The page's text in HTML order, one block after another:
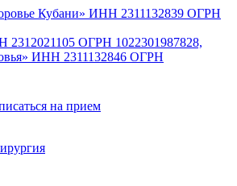
Кубани» ИНН 2311132839 ОГРН
ОГРН 1022301987828,
ИНН 2311132846 ОГРН
на прием